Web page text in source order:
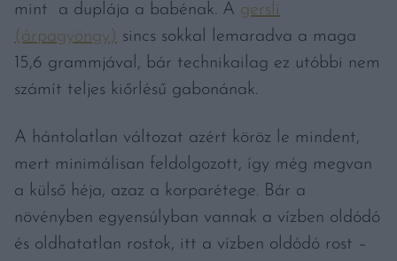
mint a duplája a babénak. A gersli
(árpagyöngy) sincs sokkal lemaradva a maga
15,6 grammjával, bár technikailag ez utóbbi nem
számít teljes kiőrlésű gabonának.
A hántolatlan változat azért köröz le mindent,
mert minimálisan feldolgozott, így még megvan
a külső héja, azaz a korparétege. Bár a
növényben egyensúlyban vannak a vízben oldódó
és oldhatatlan rostok, itt a vízben oldódó rost –